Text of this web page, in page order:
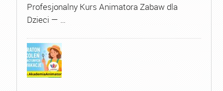
Profesjonalny Kurs Animatora Zabaw dla
Dzieci — …